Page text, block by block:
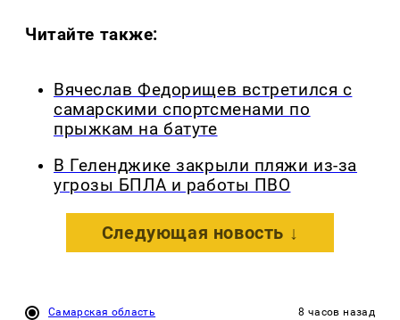
Читайте также:
Вячеслав Федорищев встретился с
самарскими спортсменами по
прыжкам на батуте
В Геленджике закрыли пляжи из-за
угрозы БПЛА и работы ПВО
Следующая новость ↓
Самарская область 8 часов назад